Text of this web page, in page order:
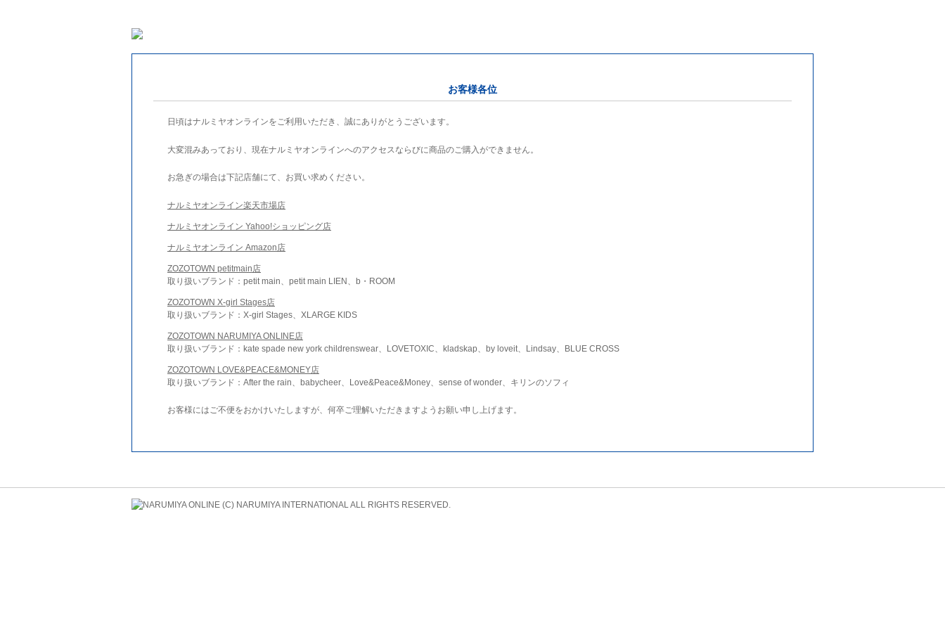
お客様各位
日頃はナルミヤオンラインをご利用いただき、誠にありがとうございます。
大変混みあっており、現在ナルミヤオンラインへのアクセスならびに商品のご購入ができません。
お急ぎの場合は下記店舗にて、お買い求めください。
ナルミヤオンライン楽天市場店
ナルミヤオンライン Yahoo!ショッピング店
ナルミヤオンライン Amazon店
ZOZOTOWN petitmain店
取り扱いブランド：petit main、petit main LIEN、b・ROOM
ZOZOTOWN X-girl Stages店
取り扱いブランド：X-girl Stages、XLARGE KIDS
ZOZOTOWN NARUMIYA ONLINE店
取り扱いブランド：kate spade new york childrenswear、LOVETOXIC、kladskap、by loveit、Lindsay、BLUE CROSS
ZOZOTOWN LOVE&PEACE&MONEY店
取り扱いブランド：After the rain、babycheer、Love&Peace&Money、sense of wonder、キリンのソフィ
お客様にはご不便をおかけいたしますが、何卒ご理解いただきますようお願い申し上げます。